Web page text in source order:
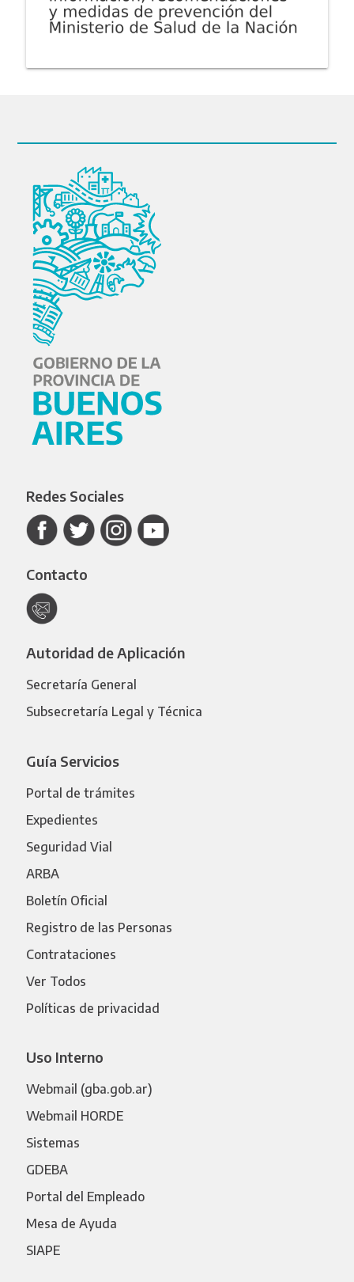
Redes Sociales
Contacto
Autoridad de Aplicación
Secretaría General
Subsecretaría Legal y Técnica
Guía Servicios
Portal de trámites
Expedientes
Seguridad Vial
ARBA
Boletín Oficial
Registro de las Personas
Contrataciones
Ver Todos
Políticas de privacidad
Uso Interno
Webmail (gba.gob.ar)
Webmail HORDE
Sistemas
GDEBA
Portal del Empleado
Mesa de Ayuda
SIAPE